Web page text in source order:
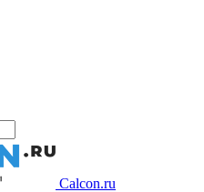
Calcon.ru